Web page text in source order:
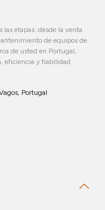
las etapas: desde la venta
de equipos de
de usted en Portugal,
eficiencia y fiabilidad
Portugal